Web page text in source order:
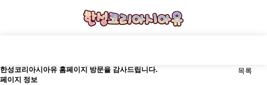
목록
한성코리아시아유 홈페이지 방문을 감사드립니다.
페이지 정보